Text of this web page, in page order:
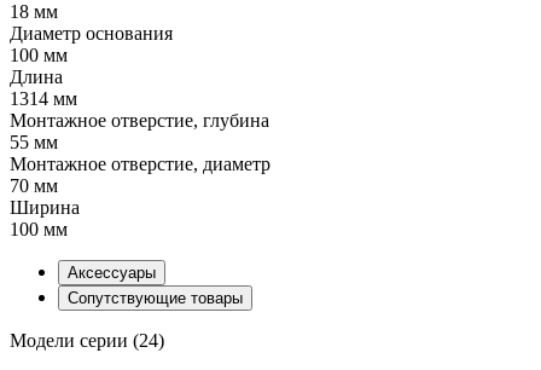
18 мм
Диаметр основания
100 мм
Длина
1314 мм
Монтажное отверстие, глубина
55 мм
Монтажное отверстие, диаметр
70 мм
Ширина
100 мм
Аксессуары
Сопутствующие товары
Модели серии (24)